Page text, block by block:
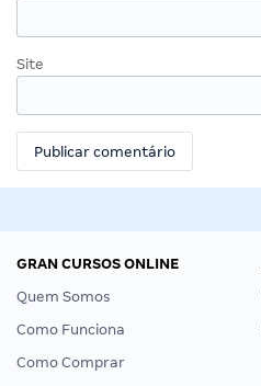
Site
GRAN CURSOS ONLINE
Quem Somos
Como Funciona
Como Comprar